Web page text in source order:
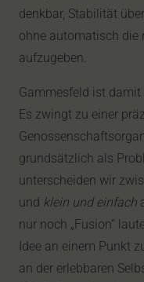
denkbar, Stabilität
ohne automatisch die
aufzugeben.
Gammesfeld ist
Es zwingt zu einer
grundsätzlich als
unterscheiden wir
und klein und einfach
nur noch „Fusion“
Idee an einem Punkt
an der erlebbaren